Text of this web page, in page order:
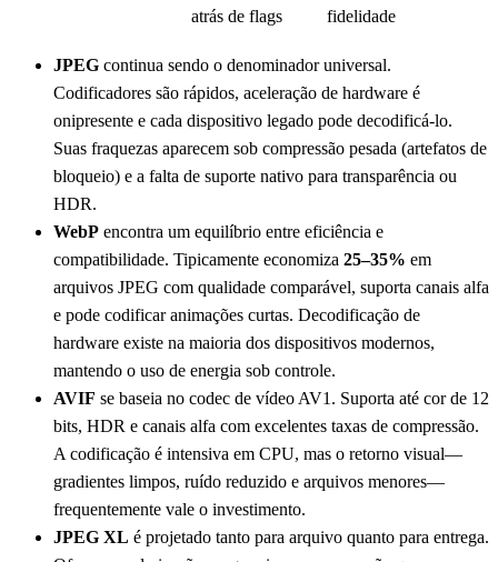
atrás de flags
fidelidade
JPEG continua sendo o denominador universal.
Codificadores são rápidos, aceleração de hardware é
onipresente e cada dispositivo legado pode decodificá-lo.
Suas fraquezas aparecem sob compressão pesada (artefatos de
bloqueio) e a falta de suporte nativo para transparência ou
HDR.
WebP encontra um equilíbrio entre eficiência e
compatibilidade. Tipicamente economiza 25–35% em
arquivos JPEG com qualidade comparável, suporta canais alfa
e pode codificar animações curtas. Decodificação de
hardware existe na maioria dos dispositivos modernos,
mantendo o uso de energia sob controle.
AVIF se baseia no codec de vídeo AV1. Suporta até cor de 12
bits, HDR e canais alfa com excelentes taxas de compressão.
A codificação é intensiva em CPU, mas o retorno visual—
gradientes limpos, ruído reduzido e arquivos menores—
frequentemente vale o investimento.
JPEG XL é projetado tanto para arquivo quanto para entrega.